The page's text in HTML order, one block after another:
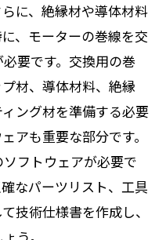
に、絶縁材や導体材料
、モーターの巻線を交
要です。交換用の巻
材、導体材料、絶縁
ング材を準備する必要
アも重要な部分です。
フトウェアが必要で
なパーツリスト、工具
技術仕様書を作成し、